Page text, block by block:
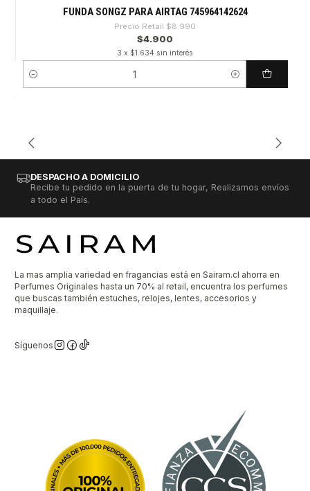
FUNDA SONGZ PARA AIRTAG 745964142624
Precio Retail $8.990
$4.900
3 x $1.634 sin interés
Cantidad
DESPACHO A DOMICILIO
Recibe tu pedido en la puerta de tu hogar, Realizamos envíos
a todo el País.
La mas amplia variedad en fragancias está en Sairam.cl ahorra en
Perfumes Originales hasta un 70% al retail, encuentra los perfumes
que buscas también estuches, relojes, lentes, accesorios y
maquillaje.
Síguenos